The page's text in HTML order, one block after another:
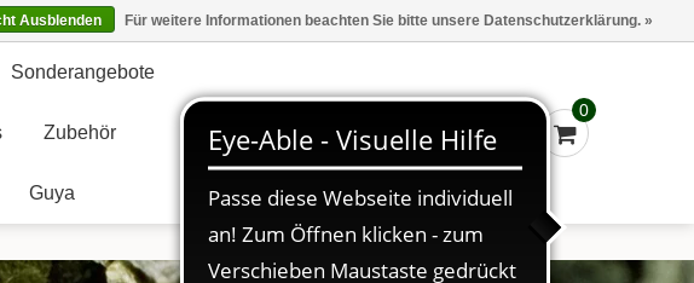
Marken Kasse - €0,00 Anmelden
Sonderangebote
Zubehör
Guya
0
Ausblenden Für weitere Informationen beachten Sie bitte unsere Datenschutzerklärung. »